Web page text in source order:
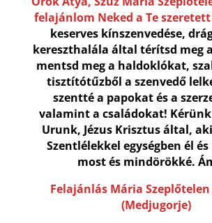
felajánlom Neked a Te
keserves kínszenvedése,
kereszthalála által térítsd meg
mentsd meg a haldoklókat,
tisztítótűzből a szenvedő
szentté a papokat és a
valamint a családokat! Kérünk
Urunk, Jézus Krisztus által,
Szentlélekkel egységben él
most és mindörökké.
Felajánlás Mária
(Medjugorje)